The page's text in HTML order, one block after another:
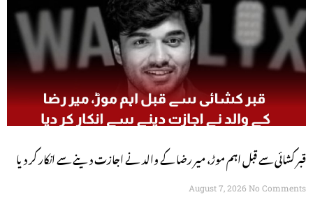
قبر کشائی سے قبل اہم موڑ، میر رضا کے والد نے اجازت دینے سے انکار کر دیا
August 7, 2026 No Comments